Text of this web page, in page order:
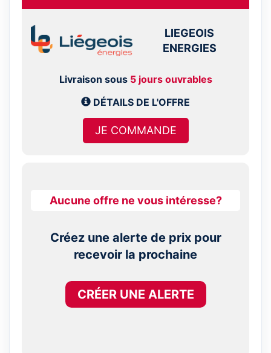
LIEGEOIS
ENERGIES
Livraison sous 5 jours ouvrables
DÉTAILS DE L'OFFRE
JE COMMANDE
Aucune offre ne vous intéresse?
Créez une alerte de prix pour
recevoir la prochaine
CRÉER UNE ALERTE